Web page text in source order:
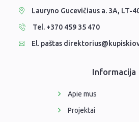
Lauryno Gucevičiaus a. 3A, LT-
Tel. +370 459 35 470
El. paštas
Informacija
Apie mus
Projektai